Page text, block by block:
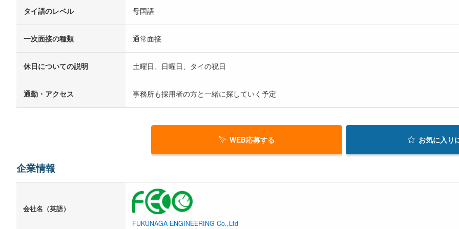
タイ語のレベル 母国語
一次面接の種類 通常面接
休日についての説明 土曜日、日曜日、タイの祝日
通勤・アクセス 事務所も採用者の方と一緒に探していく予定
WEB応募する お気に入り
企業情報
会社名（英語）
FUKUNAGA ENGINEERING Co.,Ltd